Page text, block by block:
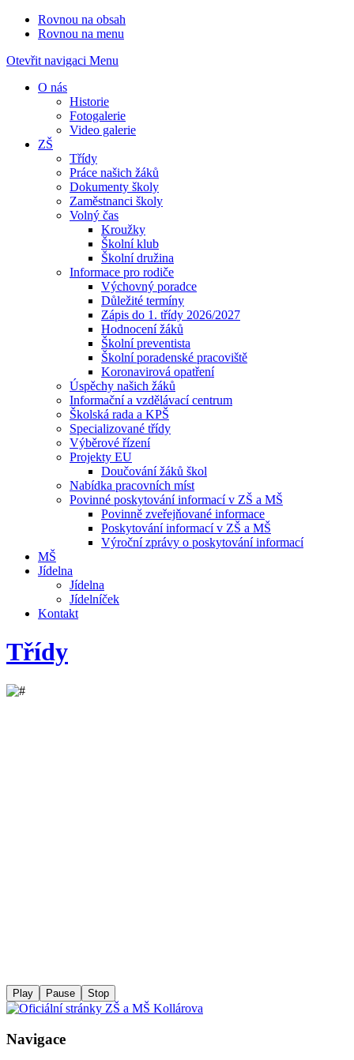
Rovnou na obsah
Rovnou na menu
Otevřit navigaci Menu
O nás
Historie
Fotogalerie
Video galerie
ZŠ
Třídy
Práce našich žáků
Dokumenty školy
Zaměstnanci školy
Volný čas
Kroužky
Školní klub
Školní družina
Informace pro rodiče
Výchovný poradce
Důležité termíny
Zápis do 1. třídy 2026/2027
Hodnocení žáků
Školní preventista
Školní poradenské pracoviště
Koronavirová opatření
Úspěchy našich žáků
Informační a vzdělávací centrum
Školská rada a KPŠ
Specializované třídy
Výběrové řízení
Projekty EU
Doučování žáků škol
Nabídka pracovních míst
Povinné poskytování informací v ZŠ a MŠ
Povinně zveřejňované informace
Poskytování informací v ZŠ a MŠ
Výroční zprávy o poskytování informací
MŠ
Jídelna
Jídelna
Jídelníček
Kontakt
Třídy
Play Pause Stop
Navigace